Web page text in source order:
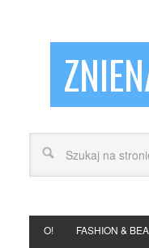
O! FASHION &